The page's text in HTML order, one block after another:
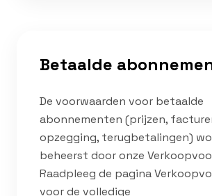
Betaalde
De voorwaarden voor betaalde
abonnementen (prijzen,
opzegging, terugbetalingen)
beheerst door onze
Raadpleeg de pagina
voor de volledige